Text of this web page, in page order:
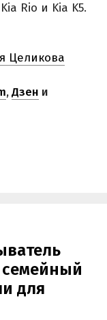
Rio и Kia K5.
Целикова
,Дзен и
для